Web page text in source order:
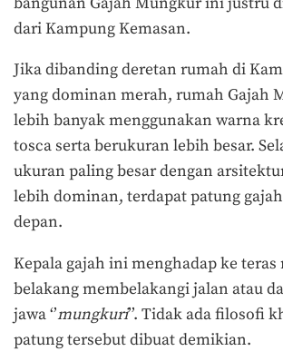
dari Kampung Kemasan.
Jika dibanding deretan rumah di
yang dominan merah, rumah Gajah
lebih banyak menggunakan warna
tosca serta berukuran lebih besar.
ukuran paling besar dengan
lebih dominan, terdapat patung
depan.
Kepala gajah ini menghadap ke teras
belakang membelakangi jalan atau
jawa ‘’mungkuri’’. Tidak ada filosofi
patung tersebut dibuat demikian.